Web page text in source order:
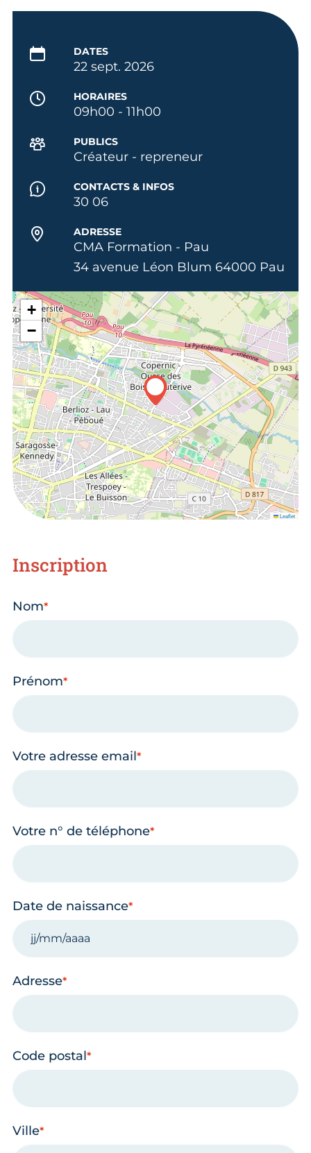
DATES
22 sept. 2026
HORAIRES
09h00 - 11h00
PUBLICS
Créateur - repreneur
CONTACTS & INFOS
30 06
ADRESSE
CMA Formation - Pau
34 avenue Léon Blum 64000 Pau
+
−
Leaflet
Inscription
Nom
Prénom
Votre adresse email
Votre n° de téléphone
Date de naissance
Adresse
Code postal
Ville